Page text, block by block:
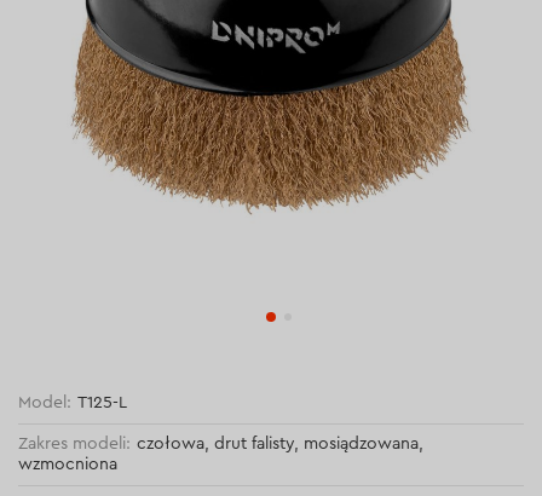
Model: Т125-L
Zakres modeli: czołowa, drut falisty, mosiądzowana,
wzmocniona